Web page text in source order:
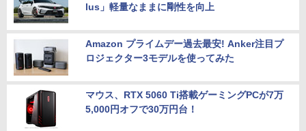
lus」軽量なままに剛性を向上
Amazon プライムデー過去最安! Anker注目プ
ロジェクター3モデルを使ってみた
マウス、RTX 5060 Ti搭載ゲーミングPCが7万
5,000円オフで30万円台！